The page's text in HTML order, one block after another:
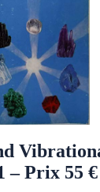
– Prix 55 €